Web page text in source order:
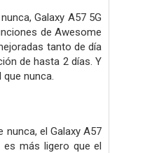
Galaxy A57 5G
de Awesome
tanto de día
de hasta 2 días. Y
nunca.
el Galaxy A57
es más ligero que el